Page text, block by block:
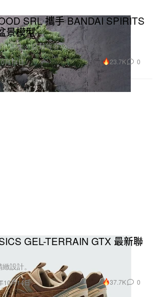
SRL 攜手 BANDAI SPIRITS
景模型
泥土、盆栽等各項部件。
月14日 23.7K 0
GEL-TERRAIN GTX 最新聯
設計。
10月14日 37.7K 0